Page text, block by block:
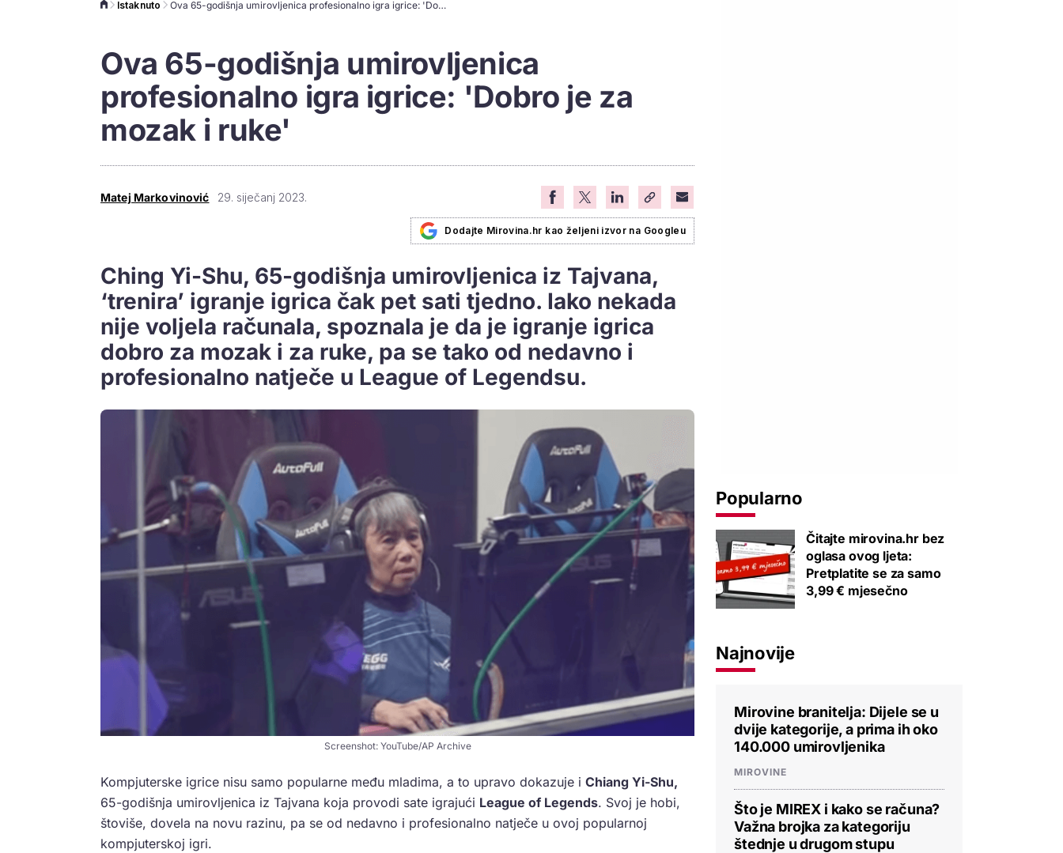
Istaknuto Ova 65-godišnja umirovljenica profesionalno igra igrice: 'Dobro je za mozak i ruke'
Ova 65-godišnja umirovljenica
profesionalno igra igrice: 'Dobro je za
mozak i ruke'
Matej Markovinović 29. siječanj 2023.
Dodajte Mirovina.hr kao željeni izvor na Googleu
Ching Yi-Shu, 65-godišnja umirovljenica iz Tajvana,
‘trenira’ igranje igrica čak pet sati tjedno. Iako nekada
nije voljela računala, spoznala je da je igranje igrica
dobro za mozak i za ruke, pa se tako od nedavno i
profesionalno natječe u League of Legendsu.
Screenshot: YouTube/AP Archive
Kompjuterske igrice nisu samo popularne među mladima, a to upravo dokazuje i Chiang Yi-Shu,
65-godišnja umirovljenica iz Tajvana koja provodi sate igrajući League of Legends. Svoj je hobi,
štoviše, dovela na novu razinu, pa se od nedavno i profesionalno natječe u ovoj popularnoj
kompjuterskoj igri.
Popularno
Čitajte mirovina.hr bez
oglasa ovog ljeta:
Pretplatite se za samo
3,99 € mjesečno
Najnovije
Mirovine branitelja: Dijele se u
dvije kategorije, a prima ih oko
140.000 umirovljenika
MIROVINE
Što je MIREX i kako se računa?
Važna brojka za kategoriju
štednje u drugom stupu